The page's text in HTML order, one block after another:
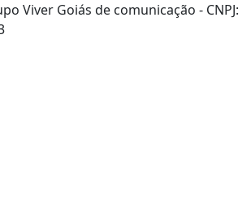
Viver Goiás de comunicação - CNPJ: